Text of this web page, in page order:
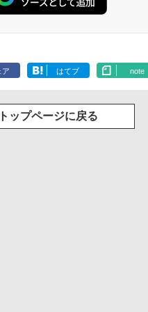
ア はてブ note
トップページに戻る